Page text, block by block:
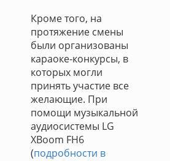
Кроме того, на
протяжение смены
были организованы
караоке-конкурсы, в
которых могли
принять участие все
желающие. При
помощи музыкальной
аудиосистемы LG
XBoom FH6
(подробности в